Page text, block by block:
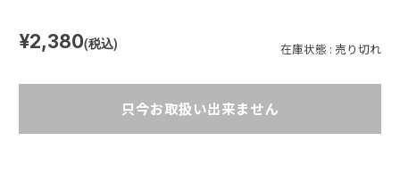
在庫状態 : 売り切れ
¥2,380(税込)
只今お取扱い出来ません